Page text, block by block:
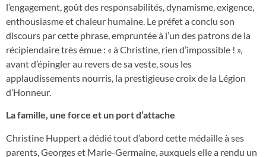
l’engagement, goût des responsabilités, dynamisme, exigence,
enthousiasme et chaleur humaine. Le préfet a conclu son
discours par cette phrase, empruntée à l’un des patrons de la
récipiendaire très émue : « à Christine, rien d’impossible ! »,
avant d’épingler au revers de sa veste, sous les
applaudissements nourris, la prestigieuse croix de la Légion
d’Honneur.
La famille, une force et un port d’attache
Christine Huppert a dédié tout d’abord cette médaille à ses
parents, Georges et Marie-Germaine, auxquels elle a rendu un